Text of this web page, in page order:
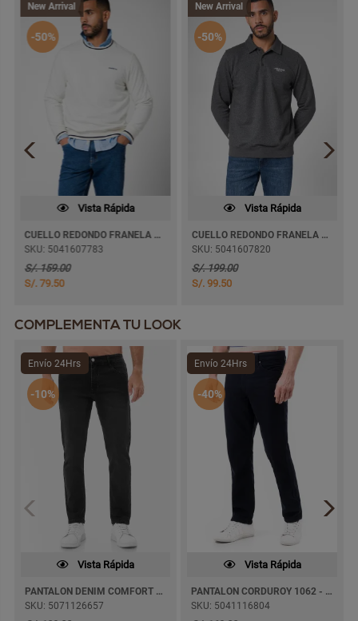
New Arrival
-50%
Vista Rápida
CUELLO REDONDO FRANELA MAVROS MODA
SKU: 5041607783
S/. 159.00
S/. 79.50
New Arrival
-50%
Vista Rápida
CUELLO REDONDO FRANELA ZYRAN MODA
SKU: 5041607820
S/. 199.00
S/. 99.50
COMPLEMENTA TU LOOK
Envío 24Hrs
-10%
Vista Rápida
PANTALON DENIM COMFORT BLADIZ PITILLO
SKU: 5071126657
Envío 24Hrs
-40%
Vista Rápida
PANTALON CORDUROY 1062 - CORD RECTO
SKU: 5041116804